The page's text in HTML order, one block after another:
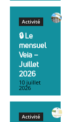
Activité
🔒︎ Le
mensuel
Veia –
Juillet
2026
10 juillet
2026
Activité